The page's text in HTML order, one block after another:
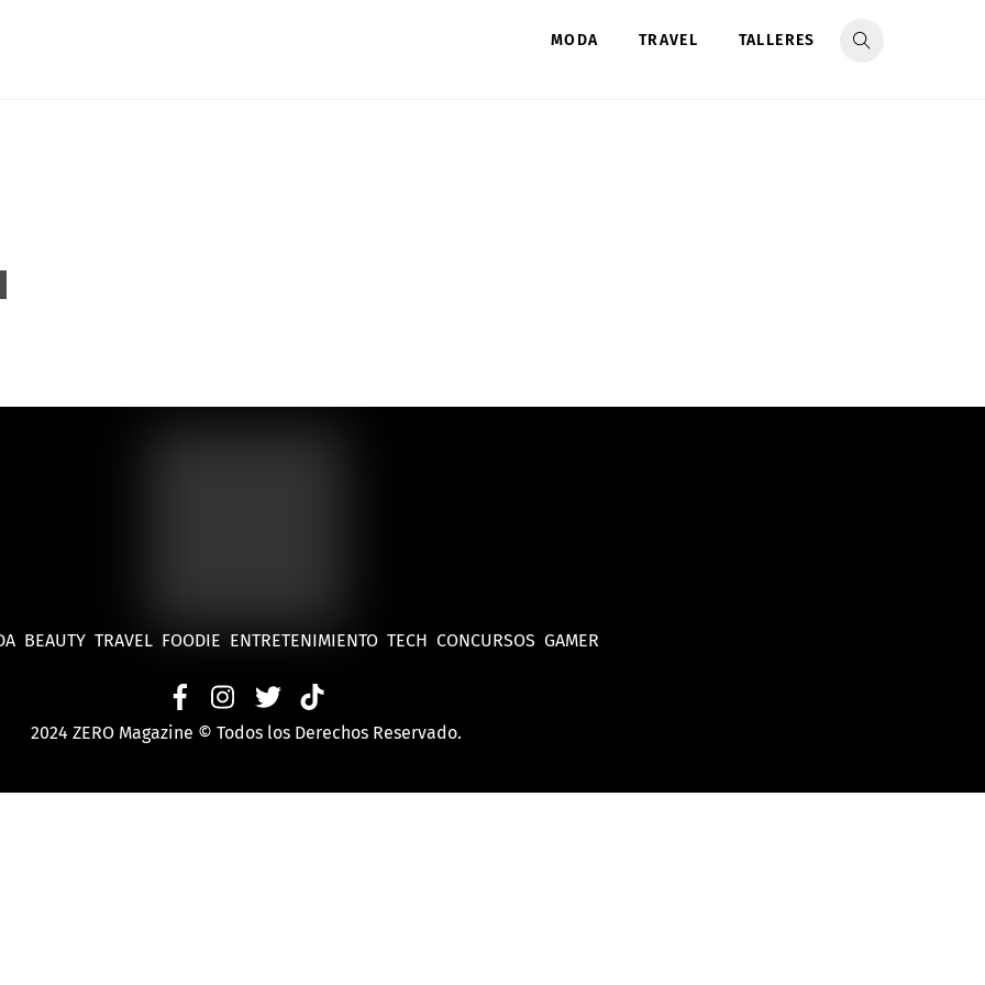
MODA TRAVEL TALLERES
BEAUTY TRAVEL FOODIE ENTRETENIMIENTO TECH CONCURSOS GAMER
2024 ZERO Magazine © Todos los Derechos Reservado.